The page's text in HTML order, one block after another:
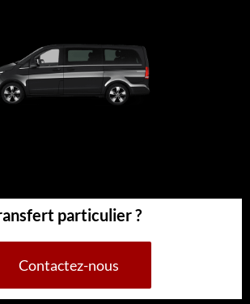
particulier ?
Contactez-nous